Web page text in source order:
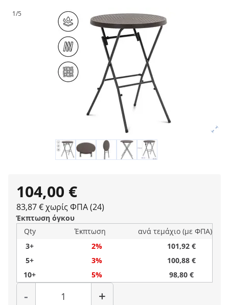
1/5
104,00 €
83,87 € χωρίς ΦΠΑ (24)
Έκπτωση όγκου
Qty
Έκπτωση
ανά τεμάχιο (με ΦΠΑ)
3+
2%
101,92 €
5+
3%
100,88 €
10+
5% 98,80 €
-
Ποσότητα
+